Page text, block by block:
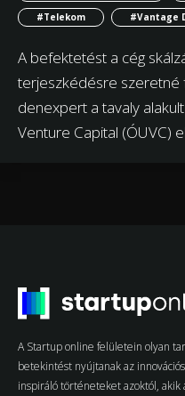
#Telekom
#Vantage
A befektetést a cég
terjeszkédésre szeretné
denexpert a tavaly
Venture Capital (ÓUVC)
A Startup online felületein olyan
betekintést nyújtanak az
inspiráló történeteket azoktól, akik